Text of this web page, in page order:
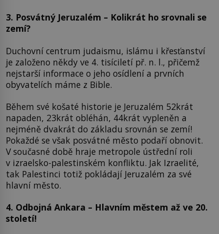
3. Posvátný Jeruzalém – Kolikrát ho srovnali se
zemí?
Duchovní centrum judaismu, islámu i křesťanství
je založeno někdy ve 4. tisíciletí př. n. l., přičemž
nejstarší informace o jeho osídlení a prvních
obyvatelích máme z Bible.
Během své košaté historie je Jeruzalém 52krát
napaden, 23krát obléhán, 44krát vypleněn a
nejméně dvakrát do základu srovnán se zemí!
Pokaždé se však posvátné město podaří obnovit.
V současné době hraje metropole ústřední roli
v izraelsko-palestinském konfliktu. Jak Izraelité,
tak Palestinci totiž pokládají Jeruzalém za své
hlavní město.
4. Odbojná Ankara – Hlavním městem až ve 20.
století!